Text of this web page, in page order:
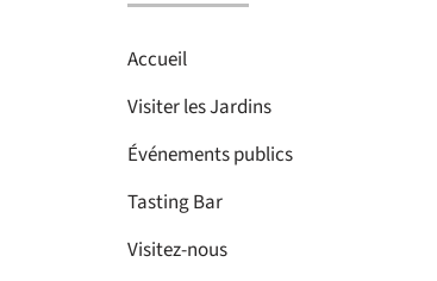
Accueil
Visiter les Jardins
Événements publics
Tasting Bar
Visitez-nous